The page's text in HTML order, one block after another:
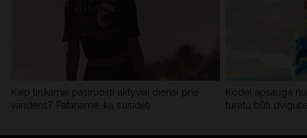
Kaip tinkamai pasiruošti aktyviai dienai prie
vandens? Patariame, ką susidėti
Kodėl apsauga
turėtų būti